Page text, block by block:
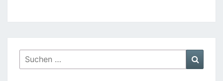
Suchen
nach: